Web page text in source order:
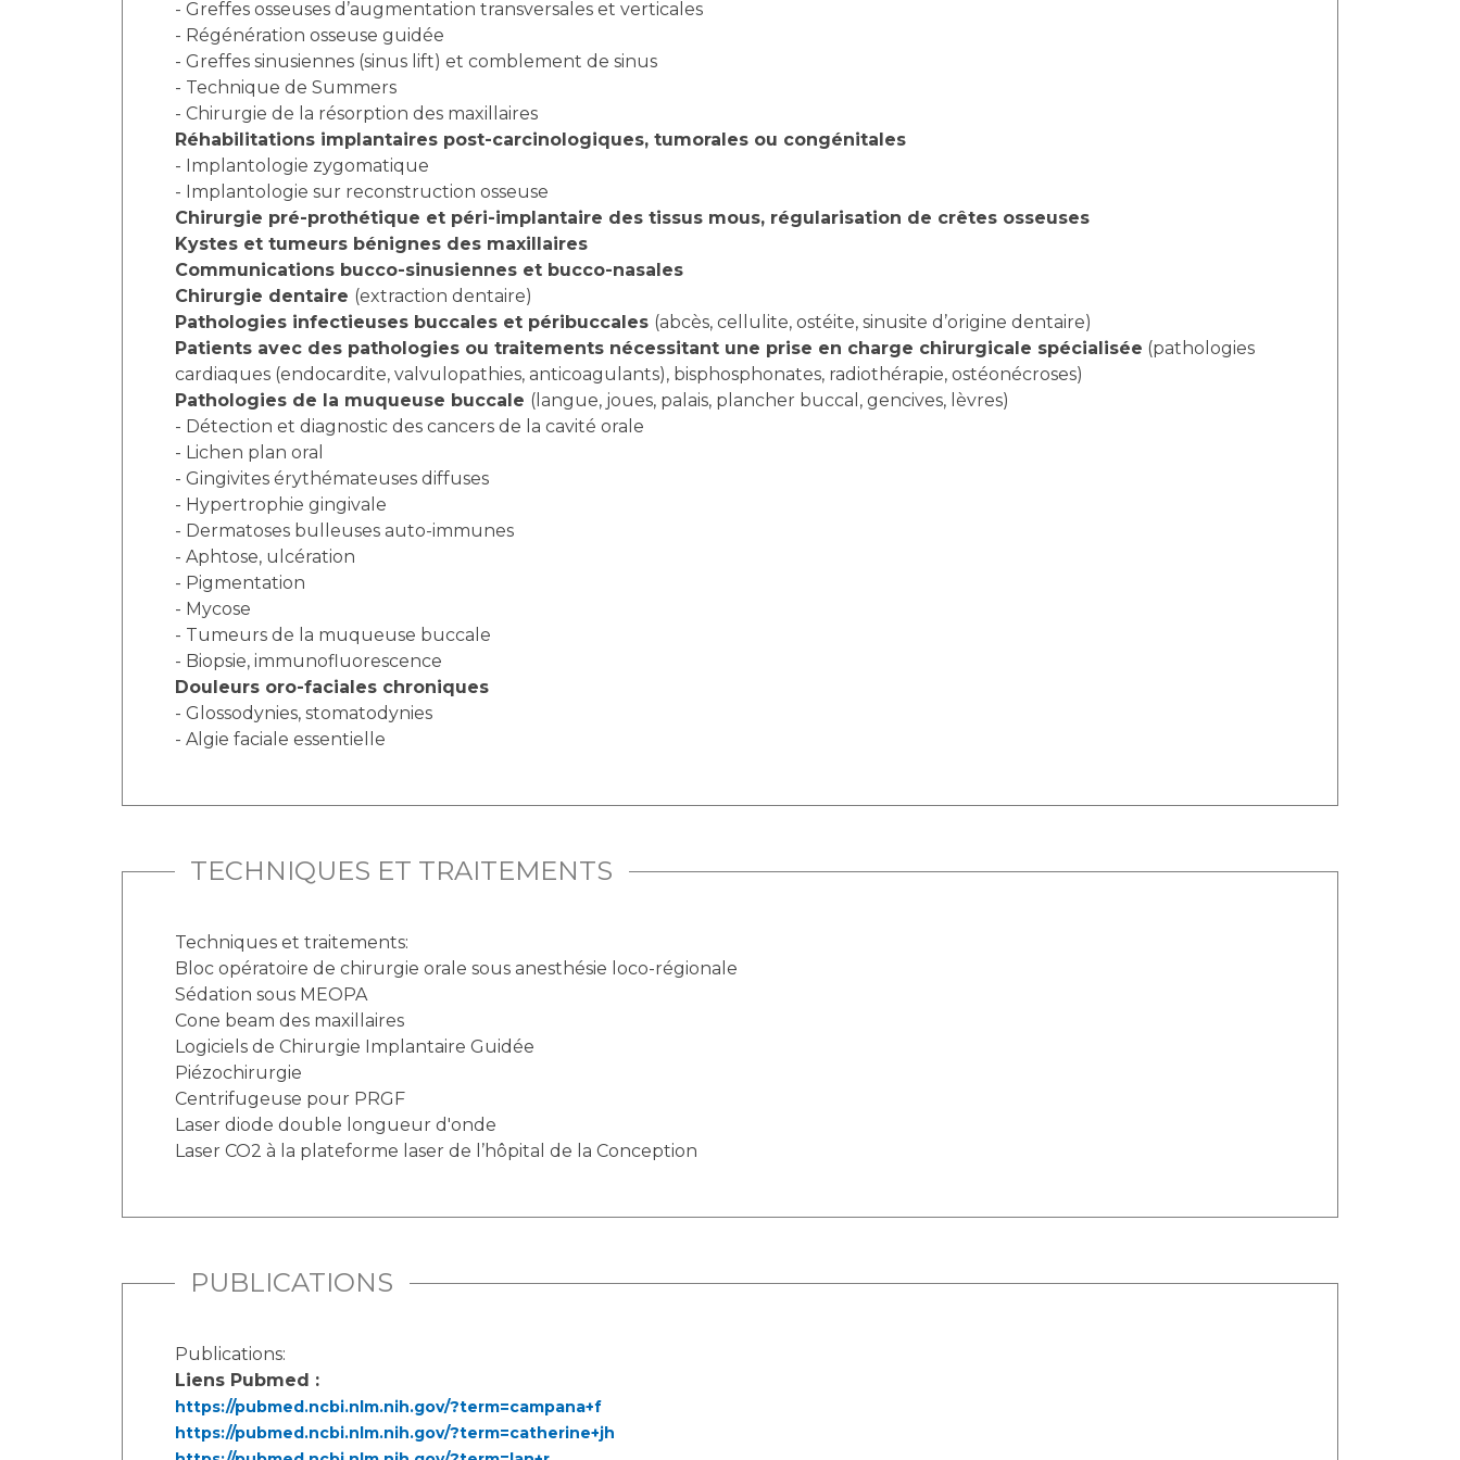
- Greffes osseuses d’augmentation transversales et verticales
- Régénération osseuse guidée
- Greffes sinusiennes (sinus lift) et comblement de sinus
- Technique de Summers
- Chirurgie de la résorption des maxillaires
Réhabilitations implantaires post-carcinologiques, tumorales ou congénitales
- Implantologie zygomatique
- Implantologie sur reconstruction osseuse
Chirurgie pré-prothétique et péri-implantaire des tissus mous, régularisation de crêtes osseuses
Kystes et tumeurs bénignes des maxillaires
Communications bucco-sinusiennes et bucco-nasales
Chirurgie dentaire (extraction dentaire)
Pathologies infectieuses buccales et péribuccales (abcès, cellulite, ostéite, sinusite d’origine dentaire)
Patients avec des pathologies ou traitements nécessitant une prise en charge chirurgicale spécialisée (pathologies
cardiaques (endocardite, valvulopathies, anticoagulants), bisphosphonates, radiothérapie, ostéonécroses)
Pathologies de la muqueuse buccale (langue, joues, palais, plancher buccal, gencives, lèvres)
- Détection et diagnostic des cancers de la cavité orale
- Lichen plan oral
- Gingivites érythémateuses diffuses
- Hypertrophie gingivale
- Dermatoses bulleuses auto-immunes
- Aphtose, ulcération
- Pigmentation
- Mycose
- Tumeurs de la muqueuse buccale
- Biopsie, immunofluorescence
Douleurs oro-faciales chroniques
- Glossodynies, stomatodynies
- Algie faciale essentielle
TECHNIQUES ET TRAITEMENTS
Techniques et traitements:
Bloc opératoire de chirurgie orale sous anesthésie loco-régionale
Sédation sous MEOPA
Cone beam des maxillaires
Logiciels de Chirurgie Implantaire Guidée
Piézochirurgie
Centrifugeuse pour PRGF
Laser diode double longueur d'onde
Laser CO2 à la plateforme laser de l’hôpital de la Conception
PUBLICATIONS
Publications:
Liens Pubmed :
https://pubmed.ncbi.nlm.nih.gov/?term=campana+f
https://pubmed.ncbi.nlm.nih.gov/?term=catherine+jh